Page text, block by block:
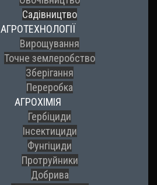
Садівництво
АГРОТЕХНОЛОГІЇ
Вирощування
Точне землеробство
Зберігання
Переробка
АГРОХІМІЯ
Гербіциди
Інсектициди
Фунгіциди
Протруйники
Добрива